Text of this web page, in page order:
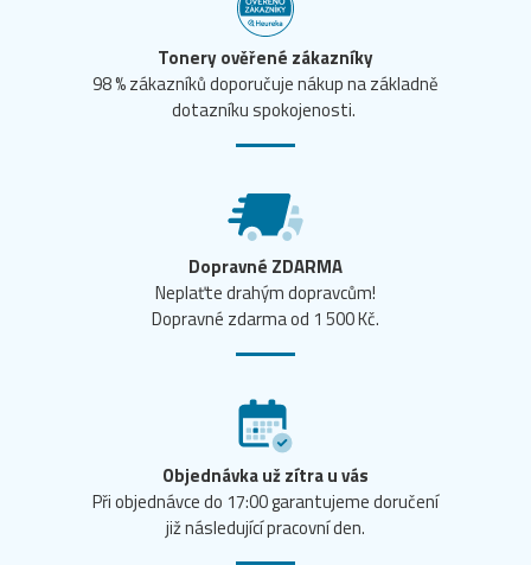
Tonery ověřené zákazníky
98 % zákazníků doporučuje nákup na základně
dotazníku spokojenosti.
Dopravné ZDARMA
Neplaťte drahým dopravcům!
Dopravné zdarma od 1 500 Kč.
Objednávka už zítra u vás
Při objednávce do 17:00 garantujeme doručení
již následující pracovní den.